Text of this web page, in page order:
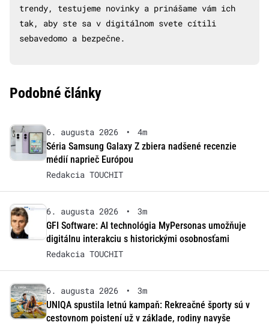
trendy, testujeme novinky a prinášame vám ich
tak, aby ste sa v digitálnom svete cítili
sebavedomo a bezpečne.
Podobné články
6. augusta 2026 •
4m
Séria Samsung Galaxy Z zbiera nadšené recenzie
médií naprieč Európou
Redakcia TOUCHIT
6. augusta 2026 •
3m
GFI Software: AI technológia MyPersonas umožňuje
digitálnu interakciu s historickými osobnosťami
Redakcia TOUCHIT
6. augusta 2026 •
3m
UNIQA spustila letnú kampaň: Rekreačné športy sú v
cestovnom poistení už v základe, rodiny navyše